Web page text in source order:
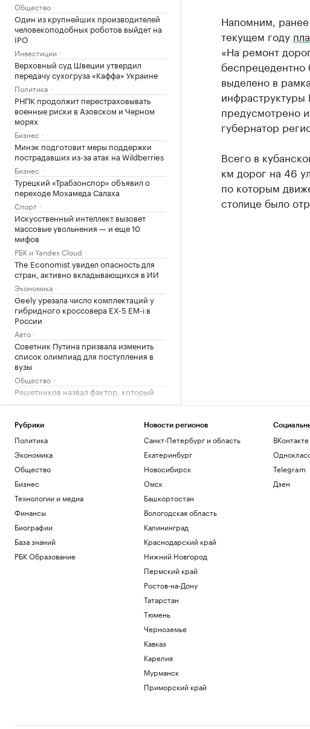
Общество
Один из крупнейших производителей
человекоподобных роботов выйдет на
IPO
Инвестиции
Верховный суд Швеции утвердил
передачу сухогруза «Каффа» Украине
Политика
РНПК продолжит перестраховывать
военные риски в Азовском и Черном
морях
Бизнес
Минэк подготовит меры поддержки
пострадавших из-за атак на Wildberries
Бизнес
Турецкий «Трабзонспор» объявил о
переходе Мохамеда Салаха
Спорт
Искусственный интеллект вызовет
массовые увольнения — и еще 10
мифов
РБК и Yandex Cloud
The Economist увидел опасность для
стран, активно вкладывающихся в ИИ
Экономика
Geely урезала число комплектаций у
гибридного кроссовера EX-5 EM-i в
России
Авто
Советник Путина призвала изменить
список олимпиад для поступления в
вузы
Общество
Решетников назвал фактор, который
повлияет на экономический прогноз
Пилоты пропавшей «Сессны» назвали
причину жесткой посадки на лес
Общество
пять лет темпе строительства метро
Недвижимость
На украинском Ан-24, рядом с которым
нашли взрывчатку, перевозили
снаряды
Политика
Кубань вошла в топ-3 по продажам
электронных полисов ОСАГО в 2026 г.
высадить десант на Кинбурнской косе
В «Эксмо» назвали самые продаваемые
Напомним,
текущем году
«На ремонт
беспрецедентно
выделено в
предусмотрено
губернатор
Всего в
км дорог на 46
по которым
столице было
Рубрики
Политика
Экономика
Общество
Бизнес
Технологии и медиа
Финансы
Биографии
База знаний
РБК Образование
Новости регионов
Санкт-Петербург и область
Екатеринбург
Новосибирск
Омск
Башкортостан
Вологодская область
Калининград
Краснодарский край
Нижний Новгород
Пермский край
Ростов-на-Дону
Татарстан
Тюмень
Черноземье
Кавказ
Карелия
Мурманск
Приморский край
ВКонтакте
Telegram
Дзен